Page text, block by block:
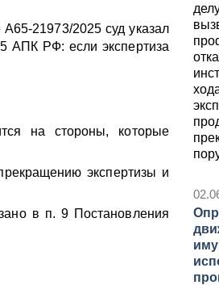
21973/2025 суд указал
АПК РФ: если экспертиза
на стороны, которые
экспертизы и
в п. 9 Постановления